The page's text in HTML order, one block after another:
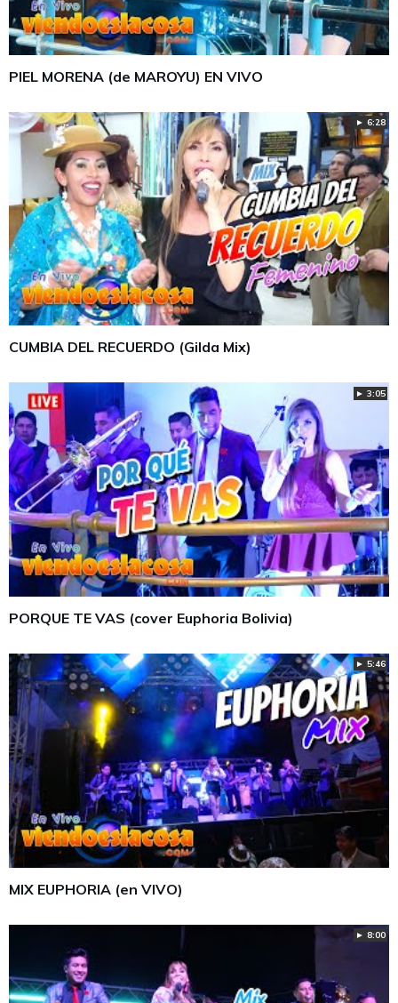
PIEL MORENA (de MAROYU) EN VIVO
► 6:28
CUMBIA DEL RECUERDO (Gilda Mix)
► 3:05
PORQUE TE VAS (cover Euphoria Bolivia)
► 5:46
MIX EUPHORIA (en VIVO)
► 8:00